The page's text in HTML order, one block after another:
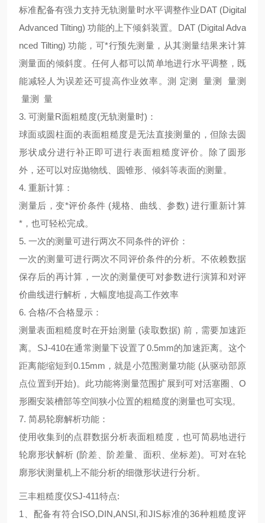
标准配备有强力支持无轨测量时水平调整作业DAT (Digital
Advanced Tilting) 功能的上下倾斜装置。DAT (Digital Adva
nced Tilting) 功能，可*行预先测量，从其测量结果来计算
测量面的倾斜度。任何人都可以简单地进行水平调整，既
能减轻人为误差还可提高作业效率。測 定测 量测 量测
量测 量
3. 可测量R面粗糙度(无轨测量时)：
球面或圆柱面的表面粗糙度是无法直接测量的，但除去圆
形状成分进行补正即可进行表面粗糙度评价。除了圆形
外，还可以对应抛物线、圆锥形、倾斜等表面的测量。
4. 重新计算：
测量后，变*评价条件 (规格、曲线、参数) 进行重新计算
*，也可轻松完成。
5. 一次的测量可进行两次不同条件的评价：
一次的测量可进行两次不同评价条件的分析。不依赖数据
保存后的再计算，一次的测量便可对参数进行演算和对评
价曲线进行解析，大幅度地提高工作效率
6. 合格/不合格显示：
测量表面粗糙度时在开始测量 (读取数据) 前，需要加速距
离。SJ-410在通常测量下设置了0.5mm的加速距离。这个
距离能缩短到0.15mm，就是小范围测量功能 (从驱动部原
点位置到开始)。此功能将测量范围扩展到可对活塞圈、O
形圈安装槽部等空间狭小位置的粗糙度的测量也可实现。
7. 简易轮廓解析功能：
使用收集到的点群数据分析表面粗糙度，也可简易地进行
轮廓形状解析 (阶差、阶差量、面积、坐标差)。可对在轮
廓形状测量机上不能分析的细微形状进行分析。
三丰粗糙度仪SJ-411特点:
1、配备有符合ISO,DIN,ANSI,和JIS标准的36种粗糙度评